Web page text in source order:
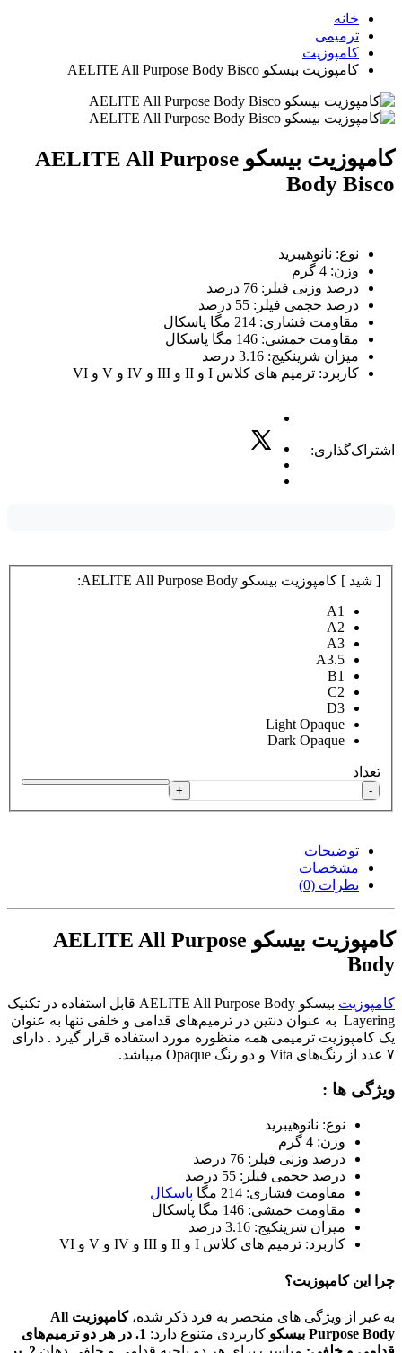
خانه
ترمیمی
کامپوزیت
کامپوزیت بیسکو AELITE All Purpose Body Bisco
کامپوزیت بیسکو AELITE All Purpose
Body Bisco
نوع: نانوهیبرید
وزن: 4 گرم
درصد وزنی فیلر: 76 درصد
درصد حجمی فیلر: 55 درصد
مقاومت فشاری: 214 مگا پاسکال
مقاومت خمشی: 146 مگا پاسکال
میزان شرینکیج: 3.16 درصد
کاربرد: ترمیم های کلاس I و II و III و IV و V و VI
اشتراک‌گذاری:
[ شید ] کامپوزیت بیسکو AELITE All Purpose Body:
A1
A2
A3
A3.5
B1
C2
D3
Light Opaque
Dark Opaque
تعداد
-
+
توضیحات
مشخصات
نظرات (0)
کامپوزیت بیسکو AELITE All Purpose
Body
کامپوزیت
بیسکو AELITE All Purpose Body قابل استفاده در تکنیک
Layering به عنوان دنتین در ترمیم‌های قدامی و خلفی تنها به عنوان
یک کامپوزیت ترمیمی همه منظوره مورد استفاده قرار گیرد . دارای
۷ عدد از رنگ‌های Vita و دو رنگ Opaque میباشد.
ویژگی ها :
نوع: نانوهیبرید
وزن: 4 گرم
درصد وزنی فیلر: 76 درصد
درصد حجمی فیلر: 55 درصد
مقاومت فشاری: 214 مگا
پاسکال
مقاومت خمشی: 146 مگا پاسکال
میزان شرینکیج: 3.16 درصد
کاربرد: ترمیم های کلاس I و II و III و IV و V و VI
چرا این کامپوزیت؟
به غیر از ویژگی های منحصر به فرد ذکر شده،
کامپوزیت All
Purpose Body بیسکو
کاربردی متنوع دارد:
1. در هر دو ترمیم‌های